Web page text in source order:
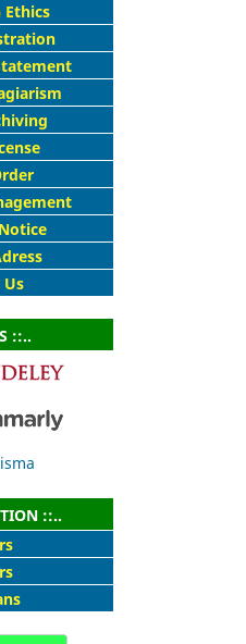
::..
::..